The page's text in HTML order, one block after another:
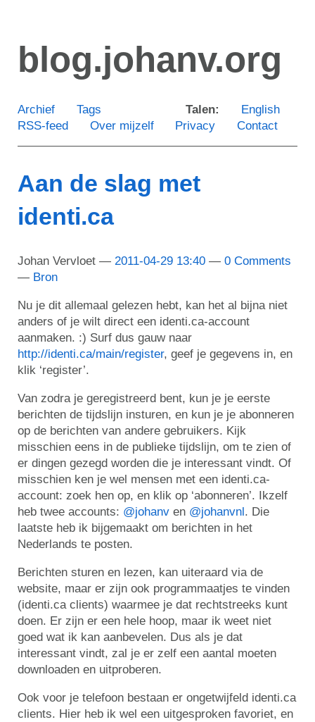
naar
de
blog.johanv.org
Talen: English
Archief
Tags
RSS-feed
Over mijzelf Privacy Contact
Aan de slag met
identi.ca
Johan Vervloet 2011-04-29 13:40
0 Comments
Bron
Nu je dit allemaal gelezen hebt, kan het al bijna niet
anders of je wilt direct een identi.ca-account
aanmaken. :) Surf dus gauw naar
http://identi.ca/main/register, geef je gegevens in, en
klik ‘register’.
Van zodra je geregistreerd bent, kun je je eerste
berichten de tijdslijn insturen, en kun je je abonneren
op de berichten van andere gebruikers. Kijk
misschien eens in de publieke tijdslijn, om te zien of
er dingen gezegd worden die je interessant vindt. Of
misschien ken je wel mensen met een identi.ca-
account: zoek hen op, en klik op ‘abonneren’. Ikzelf
heb twee accounts: @johanv en @johanvnl. Die
laatste heb ik bijgemaakt om berichten in het
Nederlands te posten.
Berichten sturen en lezen, kan uiteraard via de
website, maar er zijn ook programmaatjes te vinden
(identi.ca clients) waarmee je dat rechtstreeks kunt
doen. Er zijn er een hele hoop, maar ik weet niet
goed wat ik kan aanbevelen. Dus als je dat
interessant vindt, zal je er zelf een aantal moeten
downloaden en uitproberen.
Ook voor je telefoon bestaan er ongetwijfeld identi.ca
clients. Hier heb ik wel een uitgesproken favoriet, en